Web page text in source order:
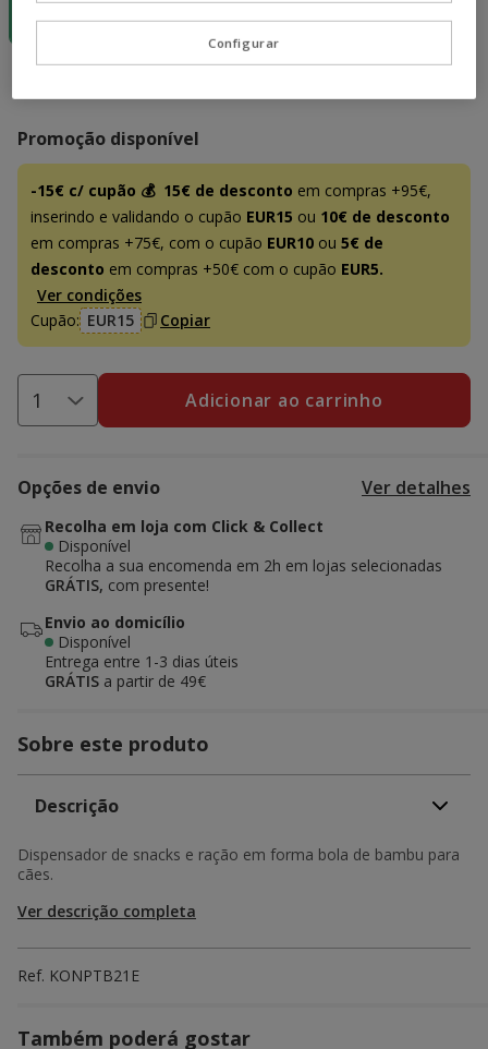
1 ud.
16.49€
Promoção disponível
-15€ c/ cupão 💰 15€ de desconto em compras +95€,
inserindo e validando o cupão EUR15 ou 10€ de desconto
em compras +75€, com o cupão EUR10 ou 5€ de
desconto em compras +50€ com o cupão EUR5.
Ver condições
Cupão: EUR15 Copiar
Adicionar ao carrinho
Opções de envio Ver detalhes
Recolha em loja com Click & Collect
Disponível
Recolha a sua encomenda em 2h em lojas selecionadas
GRÁTIS, com presente!
Envio ao domicílio
Disponível
Entrega entre 1-3 dias úteis
GRÁTIS a partir de 49€
Sobre este produto
Descrição
Dispensador de snacks e ração em forma bola de bambu para
cães.
Ver descrição completa
Ref. KONPTB21E
Também poderá gostar
Configurar